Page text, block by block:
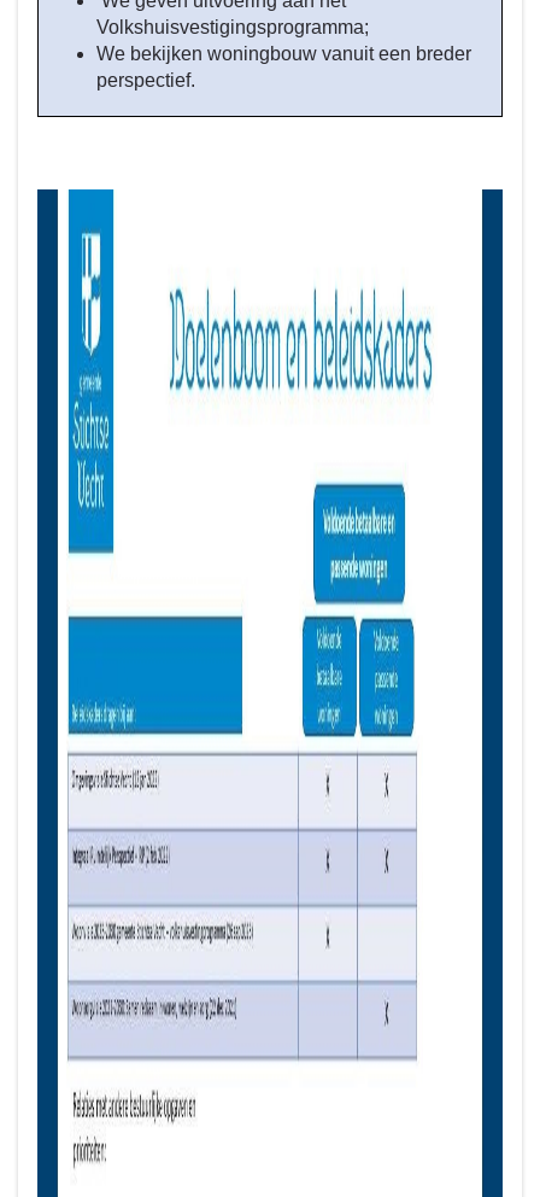
Volkshuisvestigingsprogramma;
We bekijken woningbouw vanuit een breder
perspectief.